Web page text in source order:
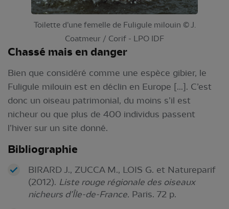
Toilette d’une femelle de Fuligule milouin © J.
Coatmeur / Corif - LPO IDF
Chassé mais en danger
Bien que considéré comme une espèce gibier, le
Fuligule milouin est en déclin en Europe [...]. C’est
donc un oiseau patrimonial, du moins s’il est
nicheur ou que plus de 400 individus passent
l’hiver sur un site donné.
Bibliographie
BIRARD J., ZUCCA M., LOIS G. et Natureparif
(2012). Liste rouge régionale des oiseaux
nicheurs d’Île-de-France. Paris. 72 p.